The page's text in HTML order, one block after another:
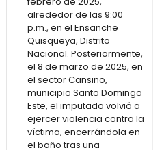
alrededor de las 9:00
p.m., en el Ensanche
Quisqueya, Distrito
Nacional. Posteriormente,
el 8 de marzo de 2025, en
el sector Cansino,
municipio Santo Domingo
Este, el imputado volvió a
ejercer violencia contra la
víctima, encerrándola en
el baño tras una